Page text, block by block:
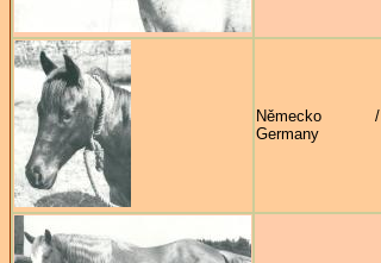
Německo /
Germany